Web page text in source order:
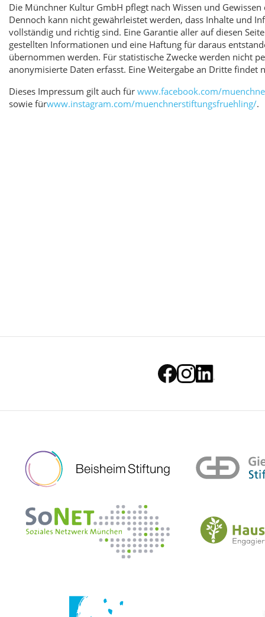
Die Münchner Kultur GmbH pflegt nach Wissen und
Dennoch kann nicht gewährleistet werden, dass Inhalte und
vollständig und richtig sind. Eine Garantie aller auf diesen
gestellten Informationen und eine Haftung für daraus
übernommen werden. Für statistische Zwecke werden nicht
anonymisierte Daten erfasst. Eine Weitergabe an Dritte findet
Dieses Impressum gilt auch für www.facebook.com/
sowie fürwww.instagram.com/muenchnerstiftungsfruehling/.